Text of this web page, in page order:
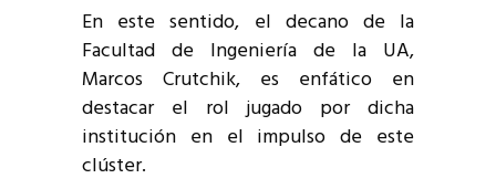
En este sentido, el decano de la
Facultad de Ingeniería de la UA,
Marcos Crutchik, es enfático en
destacar el rol jugado por dicha
institución en el impulso de este
clúster.